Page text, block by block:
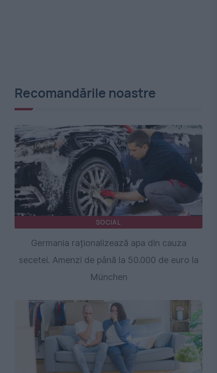
Recomandările noastre
SOCIAL
Germania raționalizează apa din cauza
secetei. Amenzi de până la 50.000 de euro la
München